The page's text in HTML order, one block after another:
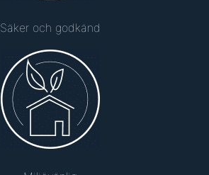
Säker och godkänd